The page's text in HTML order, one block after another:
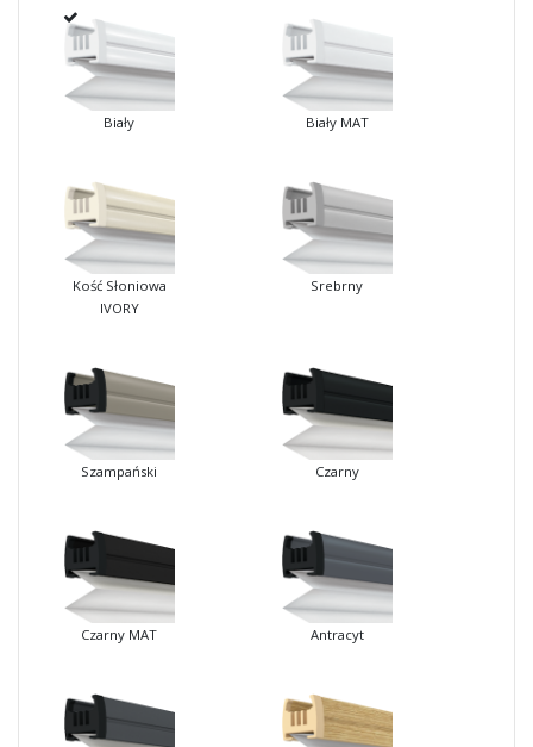
Biały Biały MAT
Kość Słoniowa
IVORY
Srebrny
Szampański Czarny
Czarny MAT Antracyt